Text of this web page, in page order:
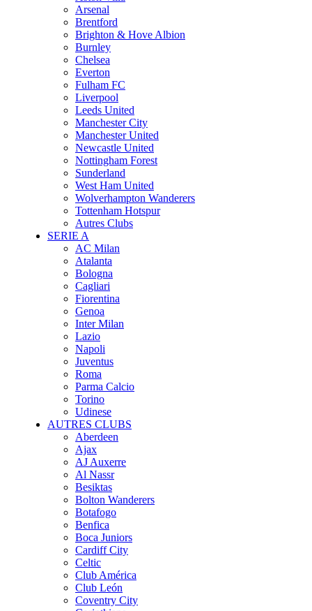
Arsenal
Brentford
Brighton & Hove Albion
Burnley
Chelsea
Everton
Fulham FC
Liverpool
Leeds United
Manchester City
Manchester United
Newcastle United
Nottingham Forest
Sunderland
West Ham United
Wolverhampton Wanderers
Tottenham Hotspur
Autres Clubs
SERIE A
AC Milan
Atalanta
Bologna
Cagliari
Fiorentina
Genoa
Inter Milan
Lazio
Napoli
Juventus
Roma
Parma Calcio
Torino
Udinese
AUTRES CLUBS
Aberdeen
Ajax
AJ Auxerre
Al Nassr
Besiktas
Bolton Wanderers
Botafogo
Benfica
Boca Juniors
Cardiff City
Celtic
Club América
Club León
Coventry City